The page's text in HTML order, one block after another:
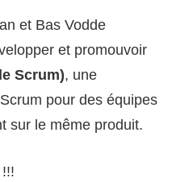
et Bas Vodde
et promouvoir
Scrum), une
pour des équipes
sur le même produit.